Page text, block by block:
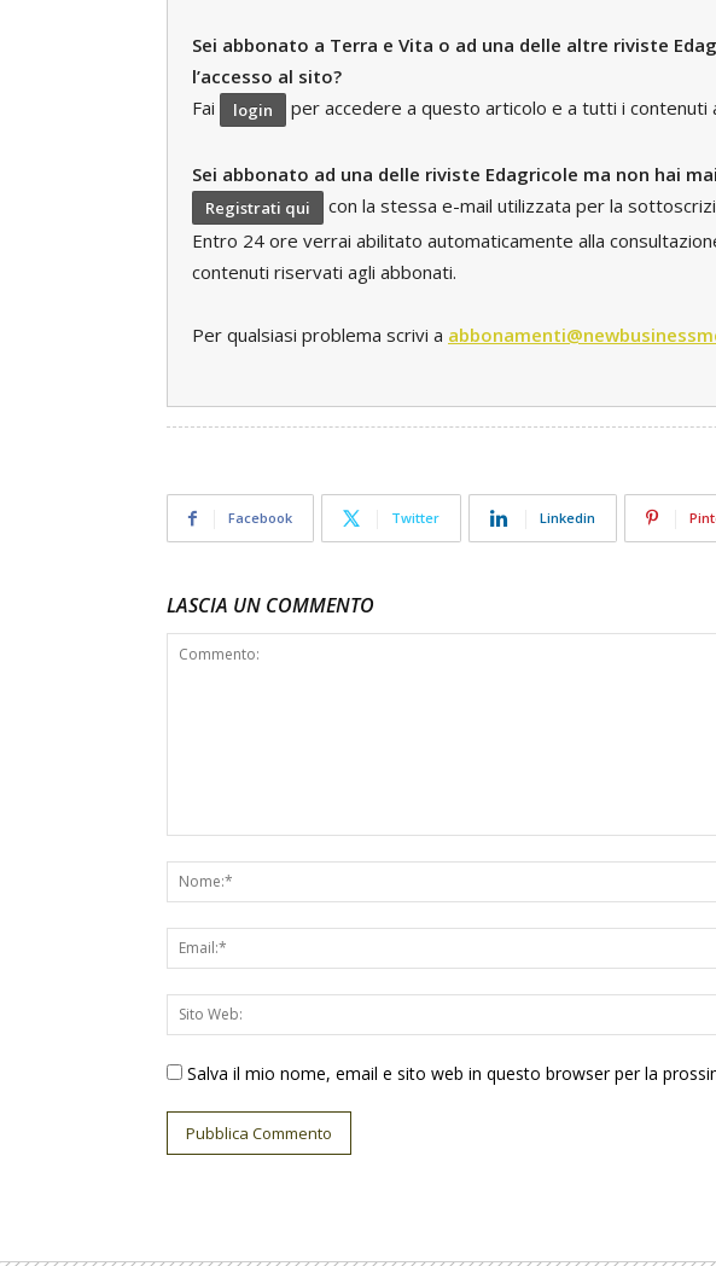
Sei abbonato a Terra e Vita o ad una delle altre riviste
l’accesso al sito?
Fai
login per accedere a questo articolo e a tutti i contenuti
Sei abbonato ad una delle riviste Edagricole ma non hai
Registrati qui
con la stessa e-mail utilizzata per la
Entro 24 ore verrai abilitato automaticamente alla
contenuti riservati agli abbonati.
Per qualsiasi problema scrivi a
Facebook Twitter Linkedin
LASCIA UN COMMENTO
Salva il mio nome, email e sito web in questo browser per la